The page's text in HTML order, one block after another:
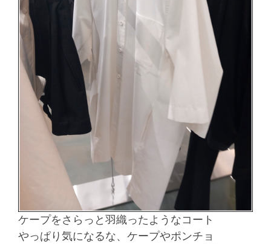
ケープをさらっと羽織ったようなコート
やっぱり気になるな、ケープやポンチョ